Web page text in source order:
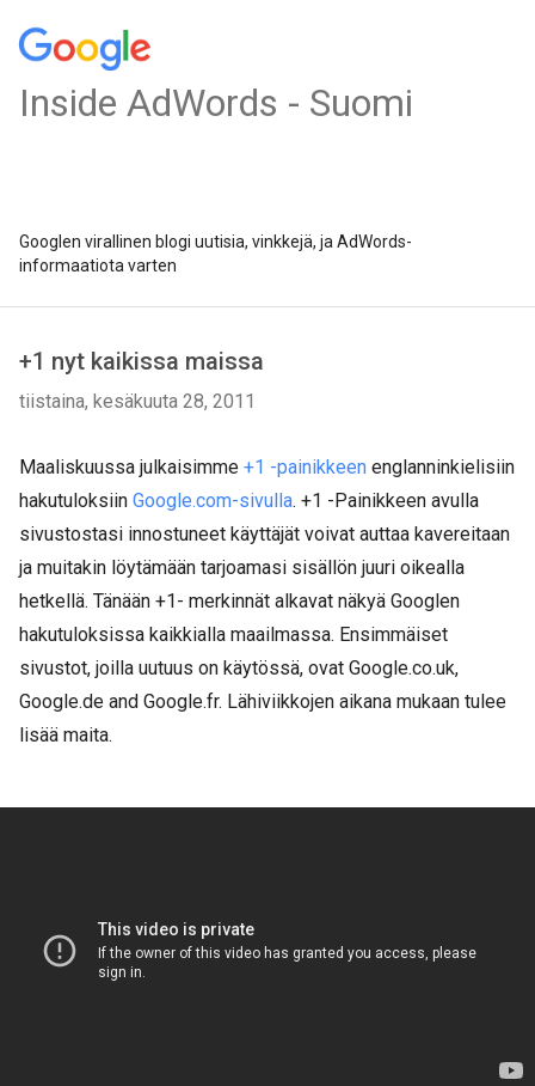
Inside AdWords - Suomi
Googlen virallinen blogi uutisia, vinkkejä, ja AdWords-
informaatiota varten
+1 nyt kaikissa maissa
tiistaina, kesäkuuta 28, 2011
Maaliskuussa julkaisimme +1 -painikkeen englanninkielisiin
hakutuloksiin Google.com-sivulla. +1 -Painikkeen avulla
sivustostasi innostuneet käyttäjät voivat auttaa kavereitaan
ja muitakin löytämään tarjoamasi sisällön juuri oikealla
hetkellä. Tänään +1- merkinnät alkavat näkyä Googlen
hakutuloksissa kaikkialla maailmassa. Ensimmäiset
sivustot, joilla uutuus on käytössä, ovat Google.co.uk,
Google.de and Google.fr. Lähiviikkojen aikana mukaan tulee
lisää maita.